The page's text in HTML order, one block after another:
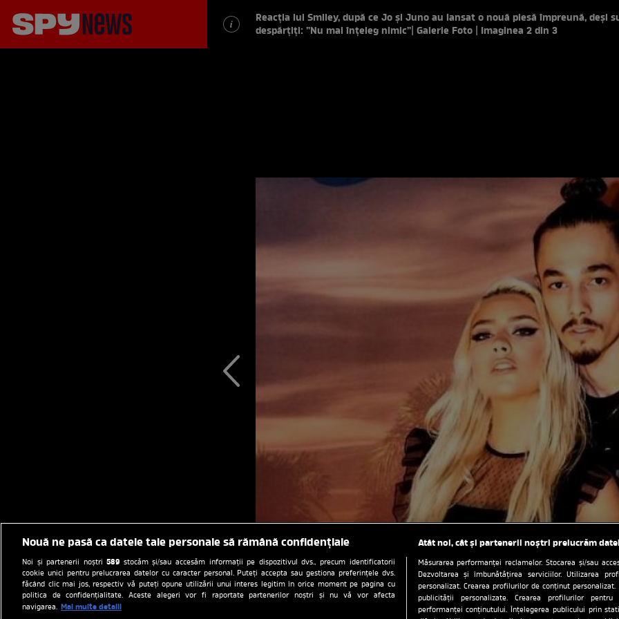
Reacția lui Smiley, după ce Jo și Juno au lansat o nouă piesă împreună, deși
despărțiți: ”Nu mai înțeleg nimic”| Galerie Foto | Imaginea 2 din 3
Nouă ne pasă ca datele tale personale să rămână confidențiale
Noi și partenerii noștri589 stocăm și/sau accesăm informații pe dispozitivul dvs., precum identificatorii
cookie unici pentru prelucrarea datelor cu caracter personal. Puteți accepta sau gestiona preferințele dvs.
făcând clic mai jos, respectiv vă puteți opune utilizării unui interes legitim în orice moment pe pagina cu
politica de confidențialitate. Aceste alegeri vor fi raportate partenerilor noștri și nu vă vor afecta
navigarea. Mai multe detalii
Atât noi, cât și partenerii noștri prelucrăm
Măsurarea performanței reclamelor. Stocarea și/sau
Dezvoltarea și îmbunătățirea serviciilor. Utilizarea
personalizat. Crearea profilurilor de conținut
publicității personalizate. Crearea profilurilor pentru
performanței conținutului. Înțelegerea publicului prin